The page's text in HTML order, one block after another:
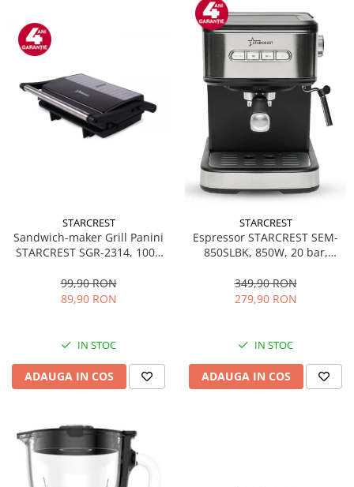
STARCREST
Sandwich-maker Grill Panini
STARCREST SGR-2314, 1000
Deschidere 180°, Suprafata
de gatire 23 x 14 cm, Negru
99,90 RON
89,90 RON
IN STOC
ADAUGA IN COS
STARCREST
Espressor STARCREST SEM-
850SLBK, 850W, 20 bar,
dispozitiv spumare, filtru
dublu din inox, Negru/Inox
349,90 RON
279,90 RON
IN STOC
ADAUGA IN COS